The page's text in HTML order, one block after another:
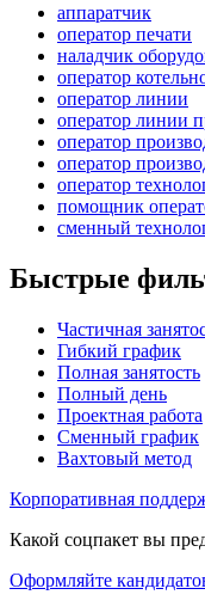
аппаратчик
оператор печати
наладчик
оператор
оператор линии
оператор линии
оператор
оператор
оператор
помощник
сменный
Быстрые
Частичная
Гибкий график
Полная занятость
Полный день
Проектная работа
Сменный график
Вахтовый метод
Корпоративная
Какой соцпакет вы
Оформляйте